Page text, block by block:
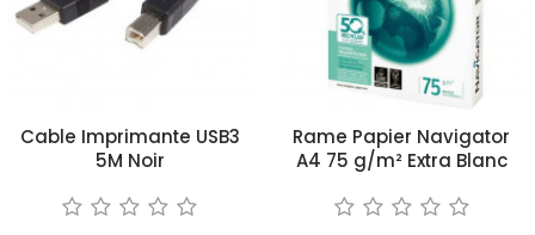
Cable Imprimante USB3
5M Noir
Rame Papier Navigator
A4 75 g/m² Extra Blanc